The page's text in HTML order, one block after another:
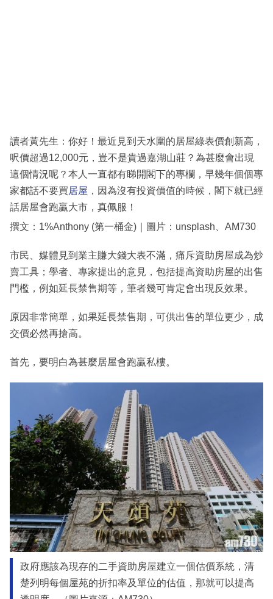
讀者黃先生：你好！最近見到天水圍的居屋綠表價創新高，
呎價超過12,000元，豈不是貴過嘉湖山莊？為甚麼會出現
這個情況呢？本人一直都有睇開閣下的專欄，早幾年個個專
家都話不要買居屋 ，因為沒有投資價值的時候，閣下就已經
話居屋會跑贏大市，真佩服！
撰文：1%Anthony (第一桶金)｜圖片：unsplash、AM730
市民、媒體見到業主賺大錢大表不滿，痛斥資助房屋成為炒
賣工具；學者、專家提出的意見，包括提高資助房屋的出售
門檻，例如延長禁售期等，筆者幾可肯定會出現反效果。
原因非常簡單，如果延長禁售期，可供出售的單位更少，成
交價必然再搶高。
首先，要明白為甚麼居屋會跑贏私樓。
政府應該為現存的二手資助房屋建立一個估價系統，清
楚列明每個屋苑的折扣率及單位的估值，那就可以提高